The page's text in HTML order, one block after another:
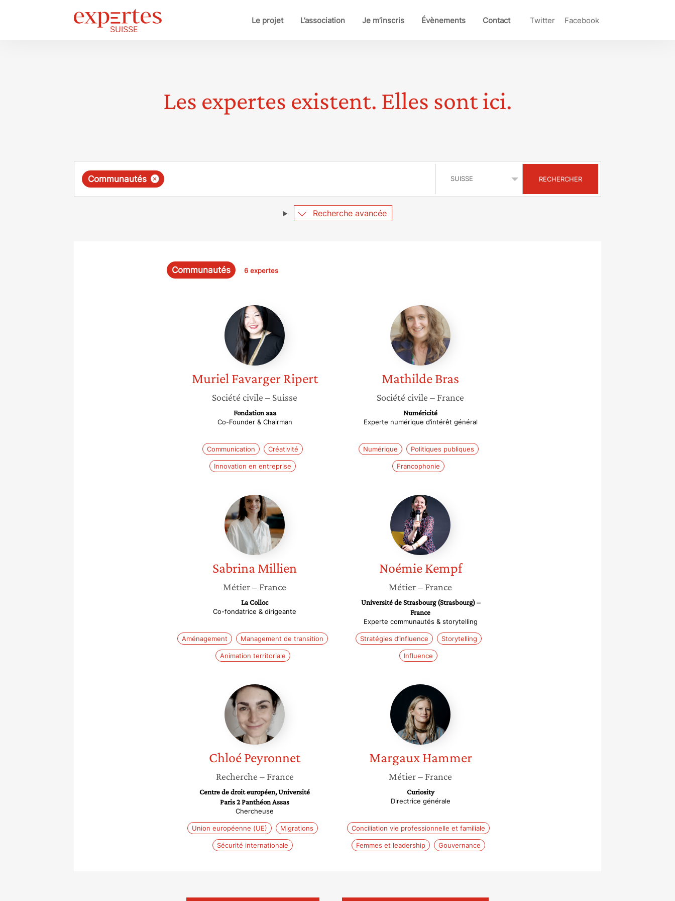
Le projet L’association Je m’inscris Évènements Contact Twitter Facebook
Les expertes existent. Elles sont ici.
Requête ×
Communautés RECHERCHER
Recherche avancée
Communautés 6 expertes
Muriel
Favarger
Ripert
Muriel Favarger Ripert
Société civile – Suisse
Fondation aaa
Co-Founder & Chairman
Communication Créativité
Innovation en entreprise
Mathilde
Bras
MathildeBras
Société civile – France
Numéricité
Experte numérique d’intérêt général
Numérique Politiques publiques
Francophonie
Sabrina
Millien
SabrinaMillien
Métier– France
La Colloc
Co-fondatrice & dirigeante
Aménagement Management de transition
Animation territoriale
Noémie
Kempf
Noémie Kempf
Métier– France
Université de Strasbourg (Strasbourg) –
France
Experte communautés & storytelling
Stratégies d’influence Storytelling
Influence
Chloé
Peyronnet
ChloéPeyronnet
Recherche – France
Centre de droit européen, Université
Paris 2 Panthéon Assas
Chercheuse
Union européenne (UE) Migrations
Sécurité internationale
Margaux
Hammer
Margaux Hammer
Métier– France
Curiosity
Directrice générale
Conciliation vie professionnelle et familiale
Femmes et leadership Gouvernance